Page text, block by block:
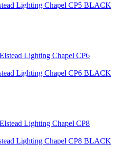
Lighting Chapel CP5 BLACK
Lighting Chapel CP6 BLACK
Lighting Chapel CP8 BLACK